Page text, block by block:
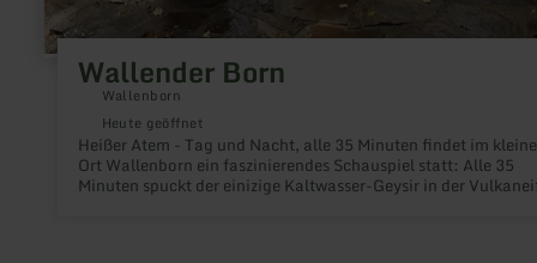
Wallender Born
Wallenborn
Heute geöffnet
Heißer Atem - Tag und Nacht, alle 35 Minuten findet im
Ort Wallenborn ein faszinierendes Schauspiel statt: Alle 35
Minuten spuckt der einizige Kaltwasser-Geysir in der